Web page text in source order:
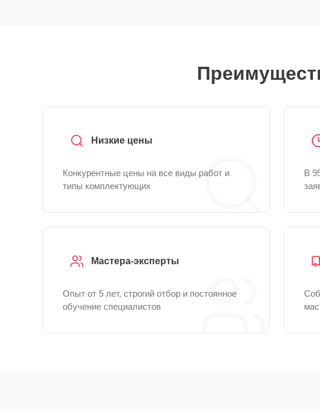
Низкие цены
Конкурентные цены на все виды работ и
типы комплектующих
В
Мастера-эксперты
Опыт от 5 лет, строгий отбор и постоянное
обучение специалистов